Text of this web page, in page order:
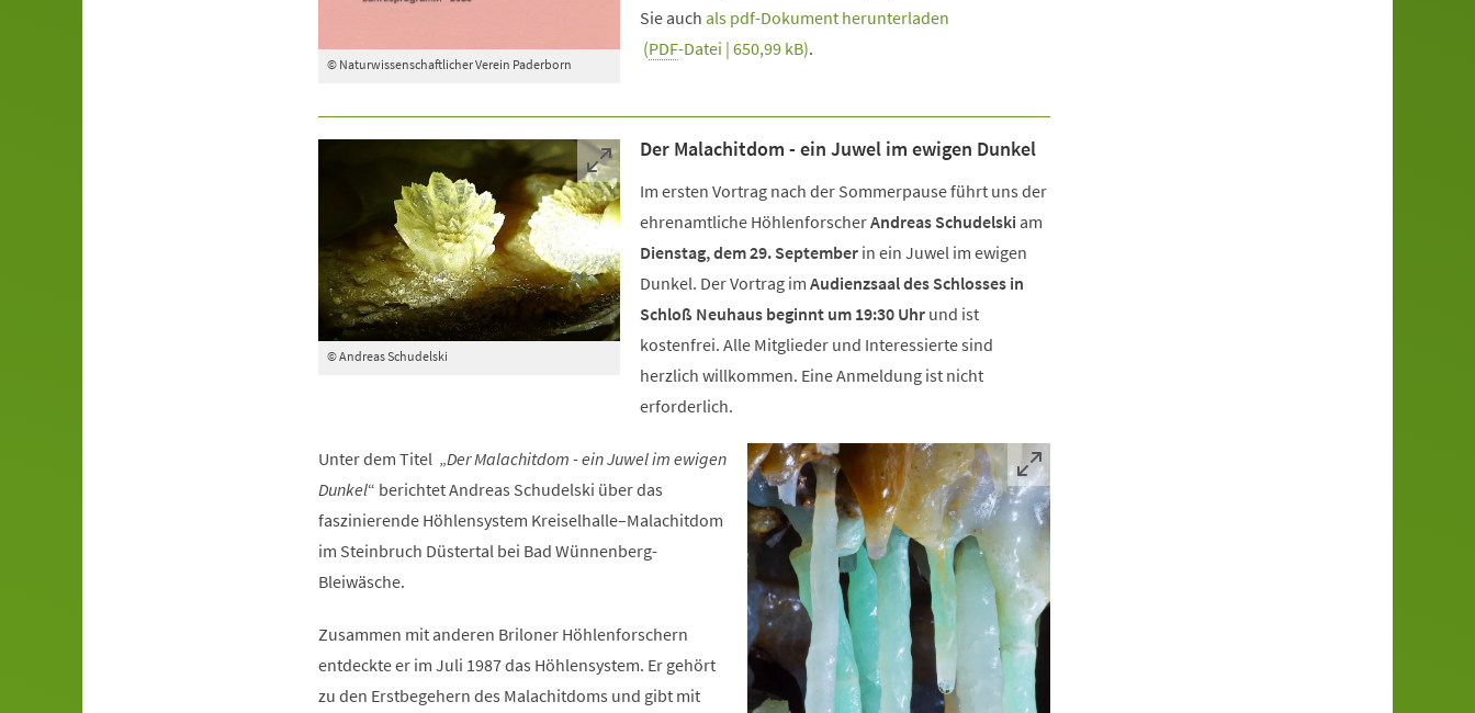
© Naturwissenschaftlicher Verein Paderborn
Sie auch als pdf-Dokument herunterladen
PDF-Datei 650,99 kB .
© Andreas Schudelski
Der Malachitdom - ein Juwel im ewigen Dunkel
Im ersten Vortrag nach der Sommerpause führt uns der
ehrenamtliche HöhlenforscherAndreas Schudelski am
Dienstag, dem 29. September in ein Juwel im ewigen
Dunkel. Der Vortrag im Audienzsaal des Schlosses in
Schloß Neuhaus beginnt um 19:30 Uhr und ist
kostenfrei. Alle Mitglieder und Interessierte sind
herzlich willkommen. Eine Anmeldung ist nicht
erforderlich.
Unter dem Titel „Der Malachitdom - ein Juwel im ewigen
Dunkel“ berichtet Andreas Schudelski über das
faszinierende Höhlensystem Kreiselhalle–Malachitdom
im Steinbruch Düstertal bei Bad Wünnenberg-
Bleiwäsche.
Zusammen mit anderen Briloner Höhlenforschern
entdeckte er im Juli 1987 das Höhlensystem. Er gehört
zu den Erstbegehern des Malachitdoms und gibt mit